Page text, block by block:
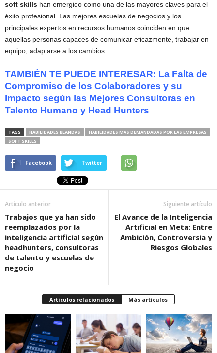
soft skills han emergido como una de las mayores claves para el
éxito profesional. Las mejores escuelas de negocios y los
principales expertos en recursos humanos coinciden en que
aquellas personas capaces de comunicar eficazmente, trabajar en
equipo, adaptarse a los cambios
TAMBIÉN TE PUEDE INTERESAR: La Falta de
Compromiso de los Colaboradores y su
Impacto según las Mejores Consultoras en
Talento Humano y Head Hunters
TAGS HABILIDADES BLANDAS
HABILIDADES MAS DEMANDADAS POR LAS EMPRESAS
SOFT SKILLS
Facebook Twitter
Artículo anterior
Trabajos que ya han sido
reemplazados por la
inteligencia artificial según
headhunters, consultoras
de talento y escuelas de
negocio
Siguiente artículo
El Avance de la Inteligencia
Artificial en Meta: Entre
Ambición, Controversia y
Riesgos Globales
Artículos relacionados Más artículos